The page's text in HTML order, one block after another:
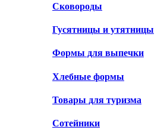
Сковороды
Гусятницы и утятницы
Формы для выпечки
Хлебные формы
Товары для туризма
Сотейники